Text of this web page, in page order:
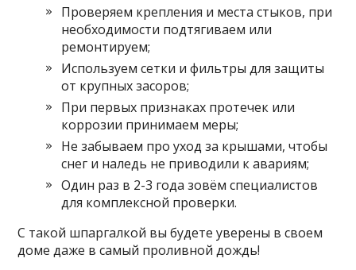
Проверяем крепления и места стыков, при
необходимости подтягиваем или
ремонтируем;
Используем сетки и фильтры для защиты
от крупных засоров;
При первых признаках протечек или
коррозии принимаем меры;
Не забываем про уход за крышами, чтобы
снег и наледь не приводили к авариям;
Один раз в 2-3 года зовём специалистов
для комплексной проверки.
С такой шпаргалкой вы будете уверены в своем
доме даже в самый проливной дождь!